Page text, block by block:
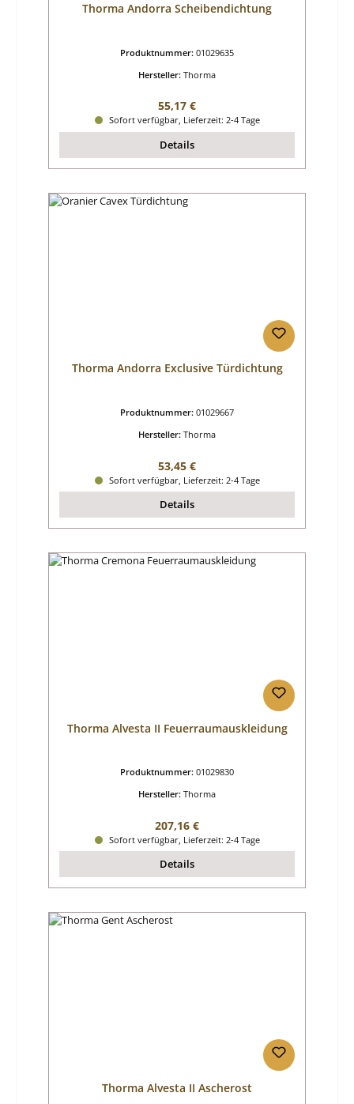
Thorma Andorra Scheibendichtung
Produktnummer: 01029635
Hersteller: Thorma
Regulärer Preis:
55,17 €
Sofort verfügbar, Lieferzeit: 2-4 Tage
Details
Thorma Andorra Exclusive Türdichtung
Produktnummer: 01029667
Hersteller: Thorma
Regulärer Preis:
53,45 €
Sofort verfügbar, Lieferzeit: 2-4 Tage
Details
Thorma Alvesta II Feuerraumauskleidung
Produktnummer: 01029830
Hersteller: Thorma
Regulärer Preis:
207,16 €
Sofort verfügbar, Lieferzeit: 2-4 Tage
Details
Thorma Alvesta II Ascherost